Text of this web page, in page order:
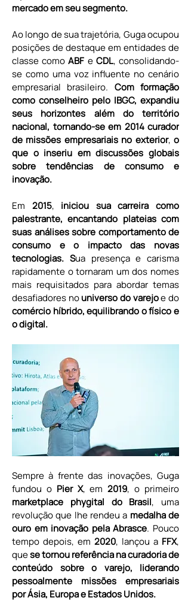
mercado em seu segmento.
Ao longo de sua trajetória, Guga ocupou
posições de destaque em entidades de
classe como ABF e CDL, consolidando-
se como uma voz influente no cenário
empresarial brasileiro. Com formação
como conselheiro pelo IBGC, expandiu
seus horizontes além do território
nacional, tornando-se em 2014 curador
de missões empresariais no exterior, o
que o inseriu em discussões globais
sobre tendências de consumo e
inovação.
Em 2015, iniciou sua carreira como
palestrante, encantando plateias com
suas análises sobre comportamento de
consumo e o impacto das novas
tecnologias. Sua presença e carisma
rapidamente o tornaram um dos nomes
mais requisitados para abordar temas
desafiadores no universo do varejo
comércio híbrido, equilibrando o físico e
o digital.
Sempre à frente das inovações, Guga
fundou o Pier X, em 2019, o primeiro
marketplace phygital do Brasil, uma
revolução que lhe rendeu a medalha de
ouro em inovação pela Abrasce. Pouco
tempo depois, em 2020, lançou a FFX,
que se tornou referência na curadoria de
conteúdo sobre o varejo, liderando
pessoalmente missões empresariais
por Ásia, Europa e Estados Unidos.